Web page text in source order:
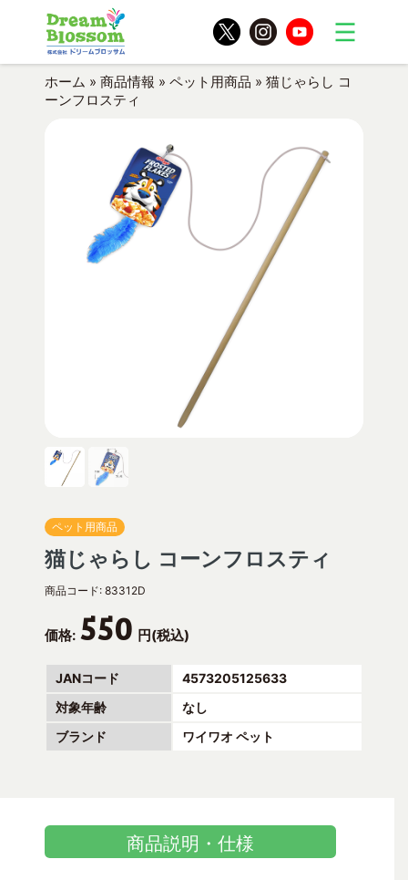
ホーム » 商品情報 » ペット用商品 » 猫じゃらし コ
ーンフロスティ
ペット用商品
猫じゃらし コーンフロスティ
商品コード: 83312D
価格: 550 円(税込)
JANコード
4573205125633
対象年齢
なし
ブランド
ワイワオ ペット
商品説明・仕様